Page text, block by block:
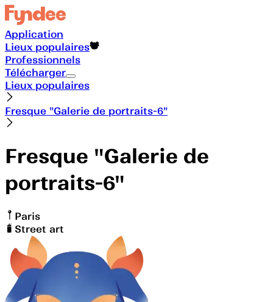
Application
Lieux populaires
Professionnels
Télécharger
Lieux populaires
Fresque "Galerie de portraits-6"
Fresque "Galerie de
portraits-6"
Paris
Street art